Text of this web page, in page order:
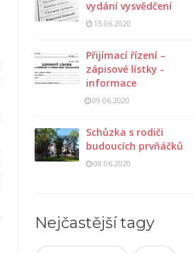
vydání vysvědčení
15.06.2020
Přijímací řízení –
zápisové lístky -
informace
09.06.2020
Schůzka s rodiči
budoucích prvňáčků
08.06.2020
Nejčastější tagy